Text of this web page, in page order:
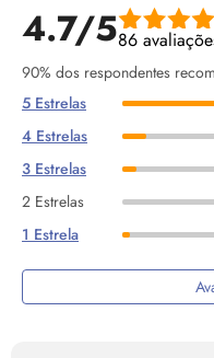
4.7/586
90% dos respondentes
5 Estrelas
4 Estrelas
3 Estrelas
2 Estrelas
1 Estrela